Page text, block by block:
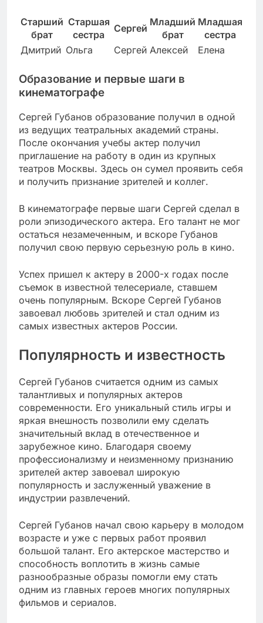
Старший
брат
Старшая
сестра
Сергей
Младший
брат
Младшая
сестра
Дмитрий Ольга Сергей Алексей Елена
Образование и первые шаги в
кинематографе
Сергей Губанов образование получил в одной
из ведущих театральных академий страны.
После окончания учебы актер получил
приглашение на работу в один из крупных
театров Москвы. Здесь он сумел проявить себя
и получить признание зрителей и коллег.
В кинематографе первые шаги Сергей сделал в
роли эпизодического актера. Его талант не мог
остаться незамеченным, и вскоре Губанов
получил свою первую серьезную роль в кино.
Успех пришел к актеру в 2000-х годах после
съемок в известной телесериале, ставшем
очень популярным. Вскоре Сергей Губанов
завоевал любовь зрителей и стал одним из
самых известных актеров России.
Популярность и известность
Сергей Губанов считается одним из самых
талантливых и популярных актеров
современности. Его уникальный стиль игры и
яркая внешность позволили ему сделать
значительный вклад в отечественное и
зарубежное кино. Благодаря своему
профессионализму и неизменному признанию
зрителей актер завоевал широкую
популярность и заслуженный уважение в
индустрии развлечений.
Сергей Губанов начал свою карьеру в молодом
возрасте и уже с первых работ проявил
большой талант. Его актерское мастерство и
способность воплотить в жизнь самые
разнообразные образы помогли ему стать
одним из главных героев многих популярных
фильмов и сериалов.